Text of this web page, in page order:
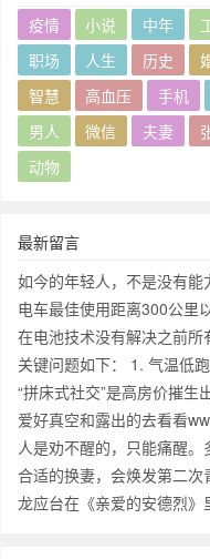
疫情
小说 中年
职场
人生 历史
智慧
高血压 手机
男人
微信 夫妻
动物
最新留言
如今的年轻人，不是没有
电车最佳使用距离300公里
在电池技术没有解决之前
关键问题如下： 1. 气温低
“拼床式社交”是高房价摧生
爱好真空和露出的去看看
人是劝不醒的，只能痛醒
合适的换妻，会焕发第二
龙应台在《亲爱的安德烈